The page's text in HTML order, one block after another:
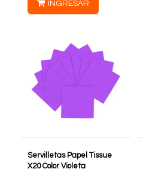
INGRESAR
Servilletas Papel Tissue
X20 Color Violeta